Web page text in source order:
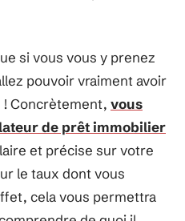
si vous vous y prenez
pouvoir vraiment avoir
Concrètement, vous
de prêt immobilier
et précise sur votre
le taux dont vous
cela vous permettra